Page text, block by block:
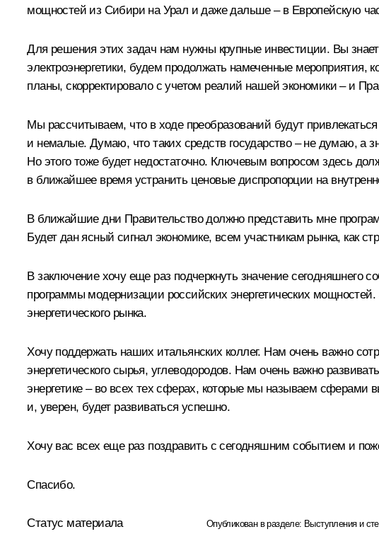
мощностей из Сибири на Урал и даже дальше – в Европейскую
Для решения этих задач нам нужны крупные инвестиции. Вы
электроэнергетики, будем продолжать намеченные
планы, скорректировало с учетом реалий нашей экономики – и
Мы рассчитываем, что в ходе преобразований будут
и немалые. Думаю, что таких средств государство – не думаю, а
Но этого тоже будет недостаточно. Ключевым вопросом здесь
в ближайшее время устранить ценовые диспропорции на
В ближайшие дни Правительство должно представить мне
Будет дан ясный сигнал экономике, всем участникам рынка, как
В заключение хочу еще раз подчеркнуть значение сегодняшнего
программы модернизации российских энергетических
энергетического рынка.
Хочу поддержать наших итальянских коллег. Нам очень важно
энергетического сырья, углеводородов. Нам очень важно
энергетике – во всех тех сферах, которые мы называем сферами
и, уверен, будет развиваться успешно.
Хочу вас всех еще раз поздравить с сегодняшним событием и
Спасибо.
Статус материала Опубликован в разделе: Выступления и